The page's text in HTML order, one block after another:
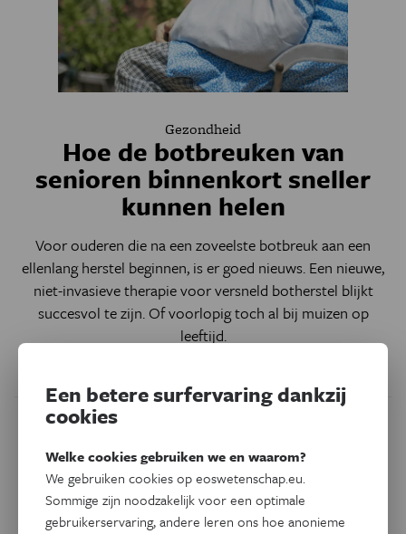
Gezondheid
Hoe de botbreuken van
senioren binnenkort sneller
kunnen helen
Voor ouderen die na een zoveelste botbreuk aan een
ellenlang herstel beginnen, is er goed nieuws. Een nieuwe,
niet-invasieve therapie voor versneld botherstel blijkt
succesvol te zijn. Of voorlopig toch al bij muizen op
leeftijd.
Een betere surfervaring dankzij
cookies
Welke cookies gebruiken we en waarom?
We gebruiken cookies op eoswetenschap.eu.
Sommige zijn noodzakelijk voor een optimale
gebruikerservaring, andere leren ons hoe anonieme